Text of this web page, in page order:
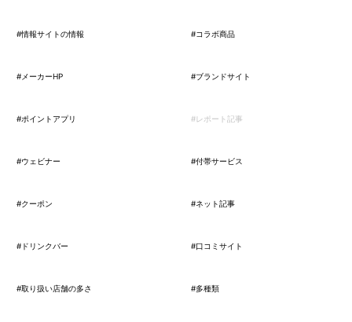
#情報サイトの情報 #コラボ商品
#メーカーHP #ブランドサイト
#ポイントアプリ #レポート記事
#ウェビナー #付帯サービス
#クーポン #ネット記事
#ドリンクバー #口コミサイト
#取り扱い店舗の多さ #多種類